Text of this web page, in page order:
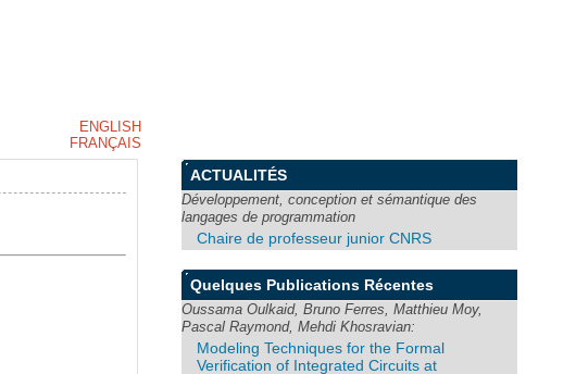
ACTUALITÉS
Développement, conception et sémantique des
langages de programmation
Chaire de professeur junior CNRS
Quelques Publications Récentes
Oussama Oulkaid, Bruno Ferres, Matthieu Moy,
Pascal Raymond, Mehdi Khosravian:
Modeling Techniques for the Formal
Verification of Integrated Circuits at
ENGLISH
FRANÇAIS